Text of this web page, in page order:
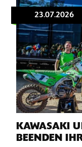
23.07.2026
KAWASAKI
BEENDEN